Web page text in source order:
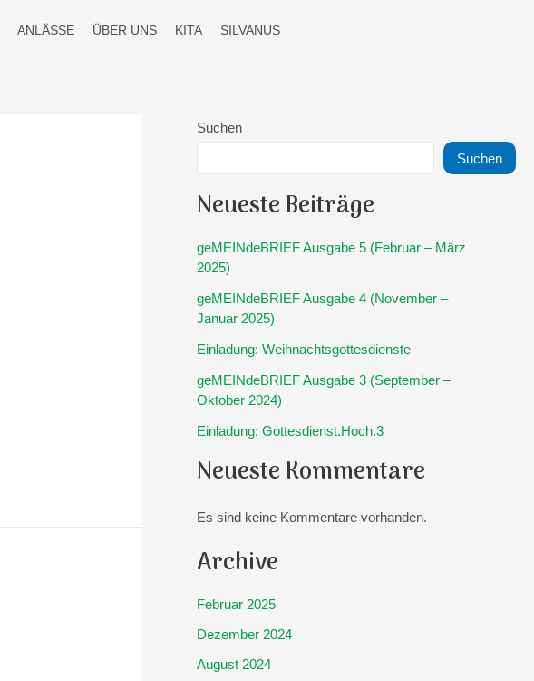
ANLÄSSE ÜBER UNS KITA SILVANUS
Suchen
Suchen
Neueste Beiträge
geMEINdeBRIEF Ausgabe 5 (Februar – März
2025)
geMEINdeBRIEF Ausgabe 4 (November –
Januar 2025)
Einladung: Weihnachtsgottesdienste
geMEINdeBRIEF Ausgabe 3 (September –
Oktober 2024)
Einladung: Gottesdienst.Hoch.3
Neueste Kommentare
Es sind keine Kommentare vorhanden.
Archive
Februar 2025
Dezember 2024
August 2024